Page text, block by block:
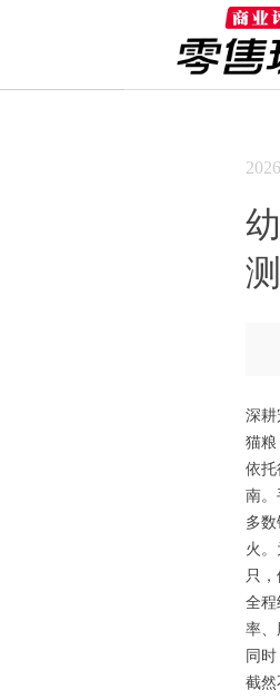
测
深耕
猫粮
依托
南。
多
火
只，
全程
率、
同
截然